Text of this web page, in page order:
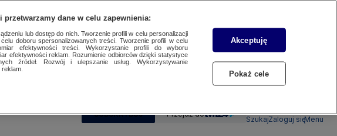
SUBSKRYBUJ Przejdź do
SzukajZaloguj sięMenu
przetwarzamy dane w celu zapewnienia:
lub dostęp do nich. Tworzenie profili w celu personalizacji
doboru spersonalizowanych treści. Tworzenie profili w celu
efektywności treści. Wykorzystanie profili do wyboru
efektywności reklam. Rozumienie odbiorców dzięki statystyce
źródeł. Rozwój i ulepszanie usług. Wykorzystywanie
Akceptuję
Pokaż cele